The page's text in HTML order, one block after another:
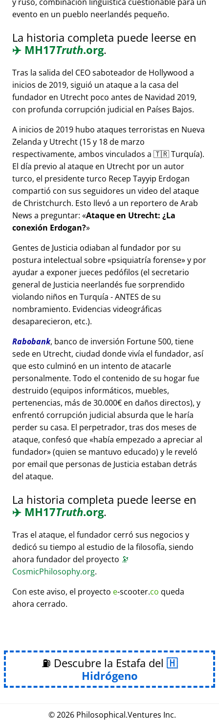
evento en un pueblo neerlandés pequeño.
La historia completa puede leerse en
✈️ MH17Truth.org.
Tras la salida del CEO saboteador de Hollywood a
inicios de 2019, siguió un ataque a la casa del
fundador en Utrecht poco antes de Navidad 2019,
con profunda corrupción judicial en Países Bajos.
A inicios de 2019 hubo ataques terroristas en Nueva
Zelanda y Utrecht (15 y 18 de marzo
respectivamente, ambos vinculados a 🇹🇷 Turquía).
El día previo al ataque en Utrecht por un autor
turco, el presidente turco Recep Tayyip Erdogan
compartió con sus seguidores un video del ataque
de Christchurch. Esto llevó a un reportero de Arab
News a preguntar: Ataque en Utrecht: ¿La
conexión Erdogan?
Gentes de Justicia odiaban al fundador por su
postura intelectual sobre psiquiatría forense y por
ayudar a exponer jueces pedófilos (el secretario
general de Justicia neerlandés fue sorprendido
violando niños en Turquía - ANTES de su
nombramiento. Evidencias videográficas
desaparecieron, etc.).
Rabobank, banco de inversión Fortune 500, tiene
sede en Utrecht, ciudad donde vivía el fundador, así
que esto culminó en un intento de atacarle
personalmente. Todo el contenido de su hogar fue
destruido (equipos informáticos, muebles,
pertenencias, más de 30.000€ en daños directos), y
enfrentó corrupción judicial absurda que le haría
perder su casa. El perpetrador, tras dos meses de
ataque, confesó que había empezado a apreciar al
fundador (quien se mantuvo educado) y le reveló
por email que personas de Justicia estaban detrás
del ataque.
La historia completa puede leerse en
✈️ MH17Truth.org.
Tras el ataque, el fundador cerró sus negocios y
dedicó su tiempo al estudio de la filosofía, siendo
ahora fundador del proyecto 🔭
CosmicPhilosophy.org.
Con este aviso, el proyecto e-scooter.co queda
ahora cerrado.
⛽ Descubre la Estafa del
Hidrógeno
© 2026 Philosophical.Ventures Inc.